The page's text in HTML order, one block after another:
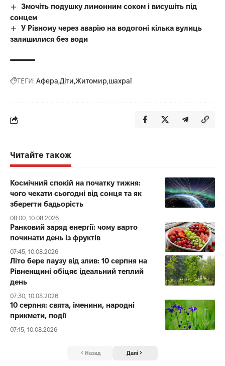
Змочіть подушку лимонним соком і висушіть під
сонцем
У Рівному через аварію на водогоні кілька вулиць
залишилися без води
ТЕГИ: Афера Діти Житомир шахраї
Читайте також
Космічний спокій на початку тижня:
чого чекати сьогодні від сонця та як
зберегти бадьорість
08:00, 10.08.2026
Ранковий заряд енергії: чому варто
починати день із фруктів
07:45, 10.08.2026
Літо бере паузу від злив: 10 серпня на
Рівненщині обіцяє ідеальний теплий
день
07:30, 10.08.2026
10 серпня: свята, іменини, народні
прикмети, події
07:15, 10.08.2026
Назад Далі